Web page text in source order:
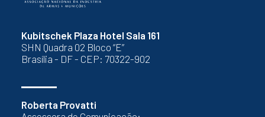
Kubitschek Plaza Hotel Sala 161
SHN Quadra 02 Bloco “E”
Brasília - DF - CEP: 70322-902
Roberta Provatti